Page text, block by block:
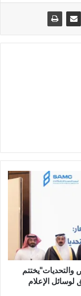
والتحديات"يختتم
الإعلام